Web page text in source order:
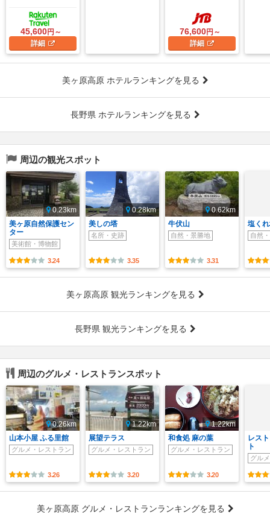
45,600円～
詳細
76,600円～
詳細
美ヶ原高原 ホテルランキングを見る
長野県 ホテルランキングを見る
周辺の観光スポット
0.23km
美ヶ原自然保護セン
ター
美術館・博物館
3.24
0.28km
美しの塔
名所・史跡
3.35
0.62km
牛伏山
自然・景勝地
3.31
塩く
自然
美ヶ原高原 観光ランキングを見る
長野県 観光ランキングを見る
周辺のグルメ・レストランスポット
0.26km
山本小屋 ふる里館
グルメ・レストラン
3.26
1.22km
展望テラス
グルメ・レストラン
3.20
1.22km
和食処 麻の葉
グルメ・レストラン
3.20
レス
ト
グル
美ヶ原高原 グルメ・レストランランキングを見る